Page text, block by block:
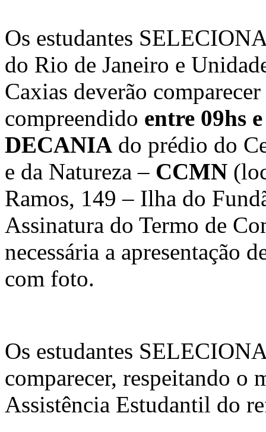
Os estudantes
do Rio de Janeiro e
Caxias deverão
compreendido entre 09hs
DECANIA do prédio do
e da Natureza – CCMN
Ramos, 149 – Ilha do
Assinatura do Termo de
necessária a apresentação
com foto.
Os estudantes
comparecer, respeitando o
Assistência Estudantil do